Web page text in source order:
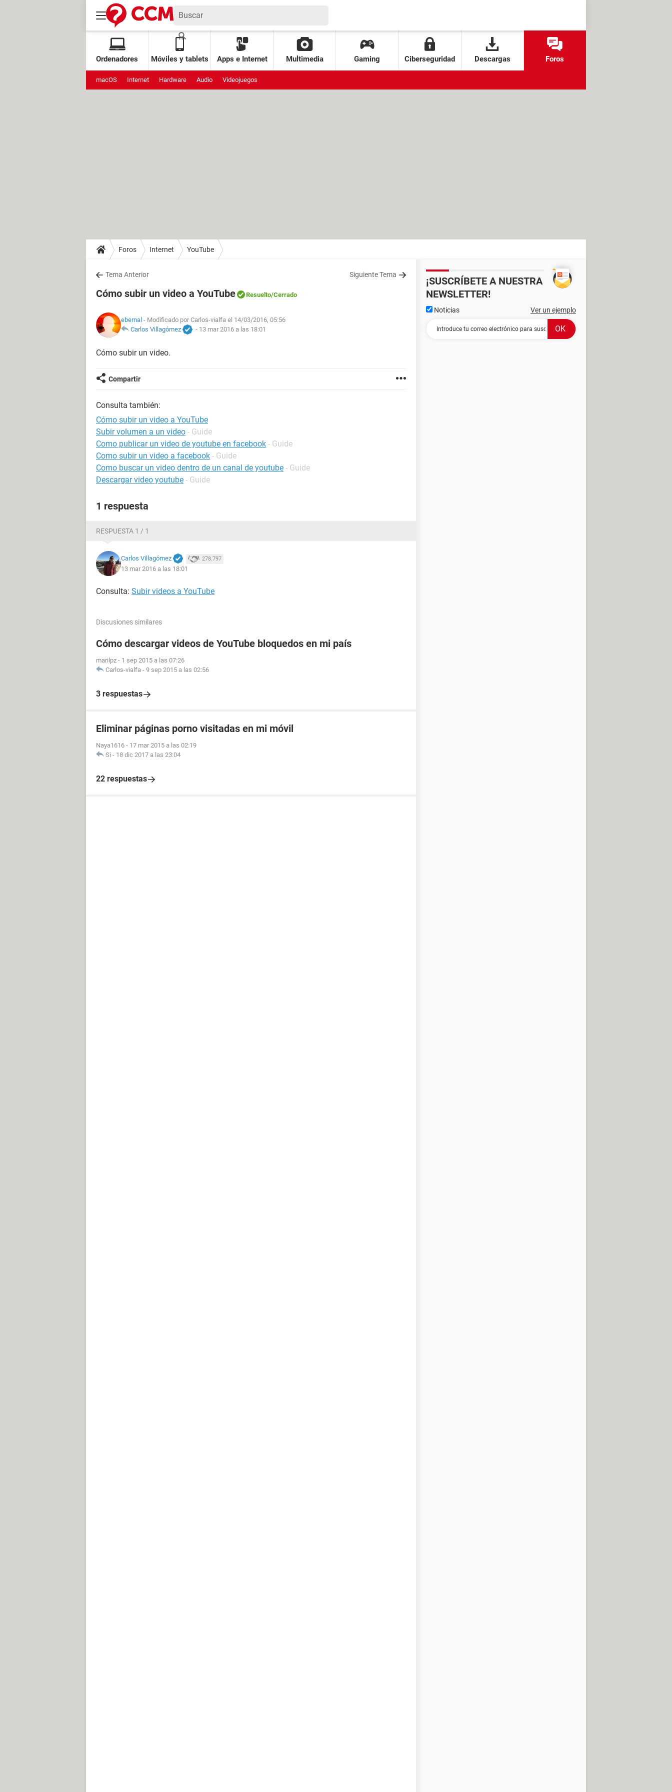
Ordenadores Móviles y tablets Apps e Internet Multimedia Gaming Ciberseguridad Descargas Foros
macOS Internet Hardware Audio Videojuegos
Foros Internet YouTube
Tema Anterior Siguiente Tema
Cómo subir un video a YouTube Resuelto/Cerrado
ebernal - Modificado por Carlos-vialfa el 14/03/2016, 05:56
Carlos Villagómez
- 13 mar 2016 a las 18:01
Cómo subir un video.
Compartir
Consulta también:
Cómo subir un video a YouTube
Subir volumen a un video - Guide
Como publicar un video de youtube en facebook - Guide
Como subir un video a facebook - Guide
Como buscar un video dentro de un canal de youtube - Guide
Descargar video youtube - Guide
1 respuesta
RESPUESTA 1 / 1
Carlos Villagómez 278.797
13 mar 2016 a las 18:01
Consulta: Subir videos a YouTube
Discusiones similares
Cómo descargar videos de YouTube bloquedos en mi país
marilpz - 1 sep 2015 a las 07:26
Carlos-vialfa - 9 sep 2015 a las 02:56
3 respuestas
Eliminar páginas porno visitadas en mi móvil
Naya1616 - 17 mar 2015 a las 02:19
Si - 18 dic 2017 a las 23:04
22 respuestas
¡SUSCRÍBETE A NUESTRA
NEWSLETTER!
Noticias Ver un ejemplo